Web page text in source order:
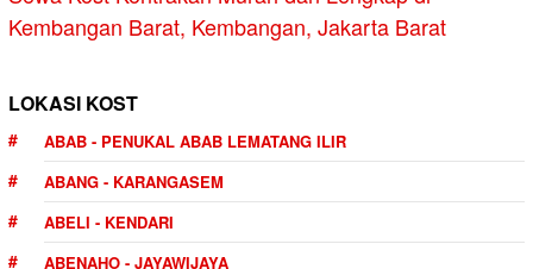
Kembangan Barat, Kembangan, Jakarta Barat
LOKASI KOST
ABAB - PENUKAL ABAB LEMATANG ILIR
ABANG - KARANGASEM
ABELI - KENDARI
ABENAHO - JAYAWIJAYA